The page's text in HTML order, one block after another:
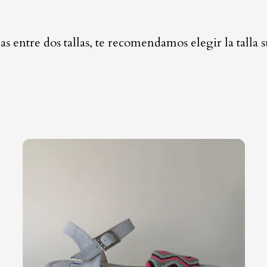
entre dos tallas, te recomendamos elegir la